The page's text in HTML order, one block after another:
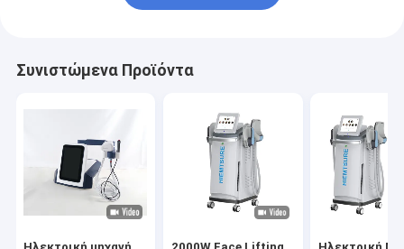
Συνιστώμενα Προϊόντα